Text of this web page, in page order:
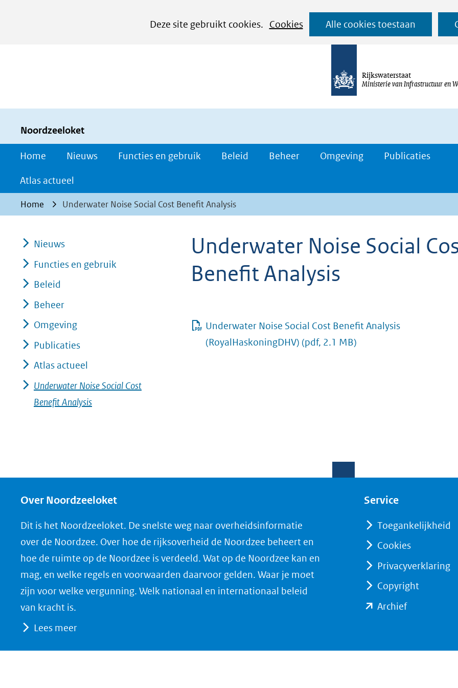
Deze site gebruikt cookies.
Cookies
van
cookies
op
deze
website
worden
toegestaan
geweigerd.
Alle cookies toestaan
Ga
naar
de
Rijkswaterstaat
Ministerie van Infrastructuur en
Noordzeeloket
Home Nieuws Functies en gebruik Beleid Beheer Omgeving Publicaties
Atlas actueel
Home Underwater Noise Social Cost Benefit Analysis
Underwater Noise Social
Benefit Analysis
Underwater Noise Social Cost Benefit Analysis
(RoyalHaskoningDHV) (pdf, 2.1 MB)
Nieuws
Functies en gebruik
Beleid
Beheer
Omgeving
Publicaties
Atlas actueel
Underwater Noise Social Cost
Benefit Analysis
Over Noordzeeloket
Dit is het Noordzeeloket. De snelste weg naar overheidsinformatie
over de Noordzee. Over hoe de rijksoverheid de Noordzee beheert en
hoe de ruimte op de Noordzee is verdeeld. Wat op de Noordzee kan en
mag, en welke regels en voorwaarden daarvoor gelden. Waar je moet
zijn voor welke vergunning. Welk nationaal en internationaal beleid
van kracht is.
Lees meer
Service
Toegankelijkheid
Cookies
Privacyverklaring
Copyright
Archief(opent
venster)